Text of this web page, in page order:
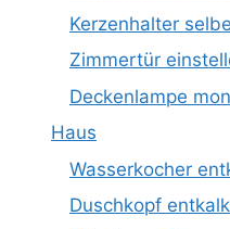
Kerzenhalter
Zimmertür
Deckenlampe
Haus
Wasserkocher
Duschkopf